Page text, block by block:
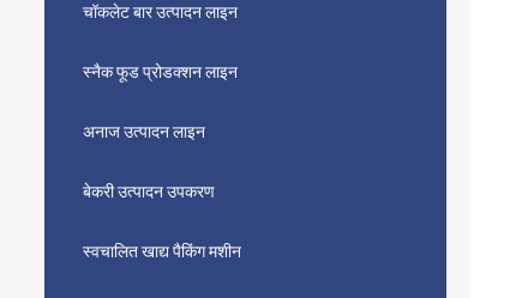
चॉकलेट बार उत्पादन लाइन
स्नैक फूड प्रोडक्शन लाइन
अनाज उत्पादन लाइन
बेकरी उत्पादन उपकरण
स्वचालित खाद्य पैकिंग मशीन